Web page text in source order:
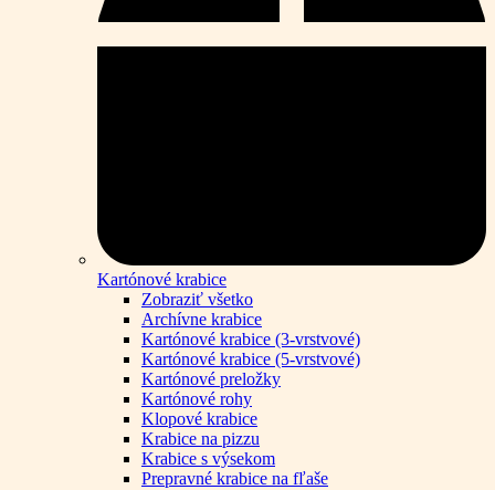
Kartónové krabice
Zobraziť všetko
Archívne krabice
Kartónové krabice (3-vrstvové)
Kartónové krabice (5-vrstvové)
Kartónové preložky
Kartónové rohy
Klopové krabice
Krabice na pizzu
Krabice s výsekom
Prepravné krabice na fľaše